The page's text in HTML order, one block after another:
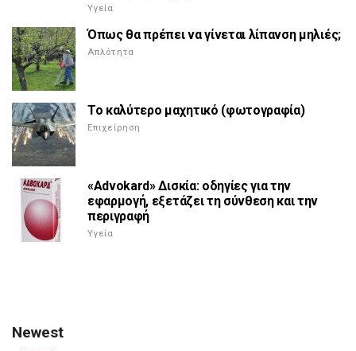
Υγεία
Όπως θα πρέπει να γίνεται λίπανση μηλιές;
Απλότητα
Το καλύτερο μαχητικό (φωτογραφία)
Επιχείρηση
«Advokard» Δισκία: οδηγίες για την
εφαρμογή, εξετάζει τη σύνθεση και την
περιγραφή
Υγεία
Newest